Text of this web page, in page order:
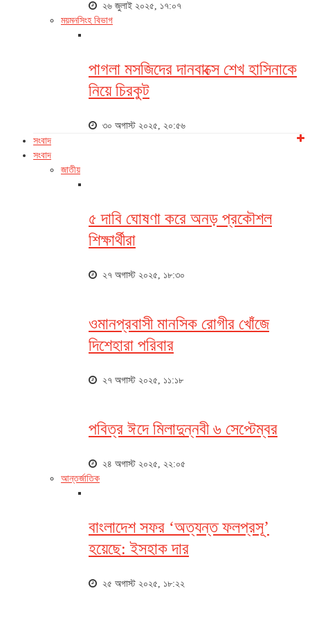
২৬ জুলাই ২০২৫, ১৭:০৭
ময়মনসিংহ বিভাগ
পাগলা মসজিদের দানবাক্সে শেখ হাসিনাকে
নিয়ে চিরকুট
৩০ অগাস্ট ২০২৫, ২০:৫৬
সংবাদ
সংবাদ
জাতীয়
৫ দাবি ঘোষণা করে অনড় প্রকৌশল
শিক্ষার্থীরা
২৭ অগাস্ট ২০২৫, ১৮:৩০
ওমানপ্রবাসী মানসিক রোগীর খোঁজে
দিশেহারা পরিবার
২৭ অগাস্ট ২০২৫, ১১:১৮
পবিত্র ঈদে মিলাদুন্নবী ৬ সেপ্টেম্বর
২৪ অগাস্ট ২০২৫, ২২:০৫
আন্তর্জাতিক
বাংলাদেশ সফর ‘অত্যন্ত ফলপ্রসূ’
হয়েছে: ইসহাক দার
২৫ অগাস্ট ২০২৫, ১৮:২২